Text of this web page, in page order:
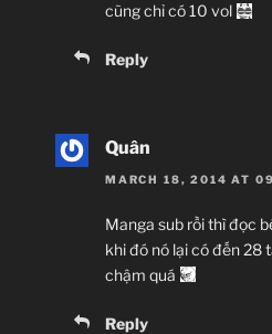
cũng chỉ có 10 vol
Reply
Quân
MARCH 18, 2014 AT
Manga sub rồi thì đọc
khi đó nó lại có đến 28
chậm quá
Reply